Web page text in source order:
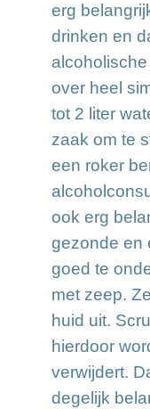
erg
drinken en
over heel
tot 2 liter
zaak om te
een roker
ook erg
gezonde en
goed te
met zeep.
huid uit.
hierdoor
verwijdert.
degelijk